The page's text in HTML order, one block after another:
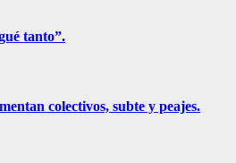
tanto”.
colectivos, subte y peajes.